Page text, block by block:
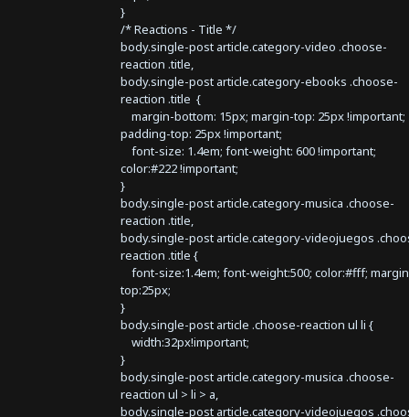
}
/* Reactions - Title */
body.single-post article.category-video .choose-
reaction .title,
body.single-post article.category-ebooks .choose-
reaction .title {
margin-bottom: 15px; margin-top: 25px !important;
padding-top: 25px !important;
font-size: 1.4em; font-weight: 600 !important;
color:#222 !important;
}
body.single-post article.category-musica .choose-
reaction .title,
body.single-post article.category-videojuegos
reaction .title {
font-size:1.4em; font-weight:500; color:#fff;
top:25px;
}
body.single-post article .choose-reaction ul li {
width:32px!important;
}
body.single-post article.category-musica .choose-
reaction ul > li > a,
body.single-post article.category-videojuegos